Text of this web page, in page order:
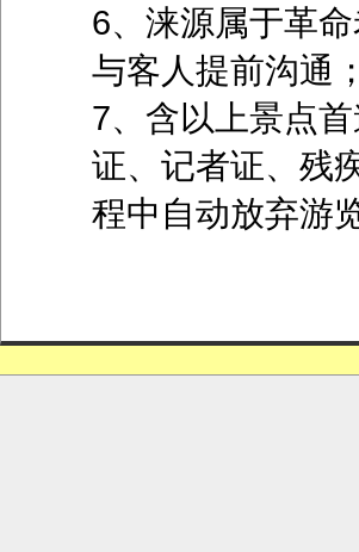
6、涞源属于革
与客人提前沟通；
7、含以上景点
证、记者证、残
程中自动放弃游